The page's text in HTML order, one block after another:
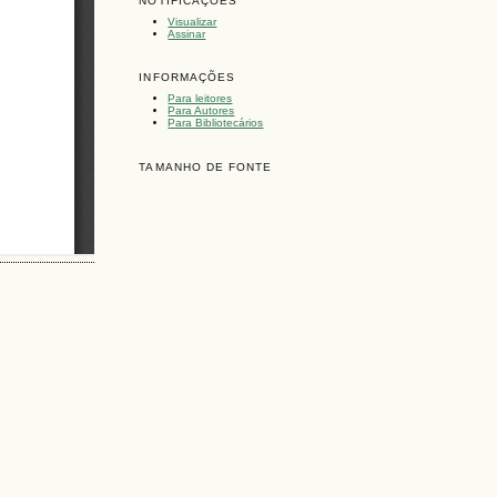
Visualizar
Assinar
INFORMAÇÕES
Para leitores
Para Autores
Para Bibliotecários
TAMANHO DE FONTE